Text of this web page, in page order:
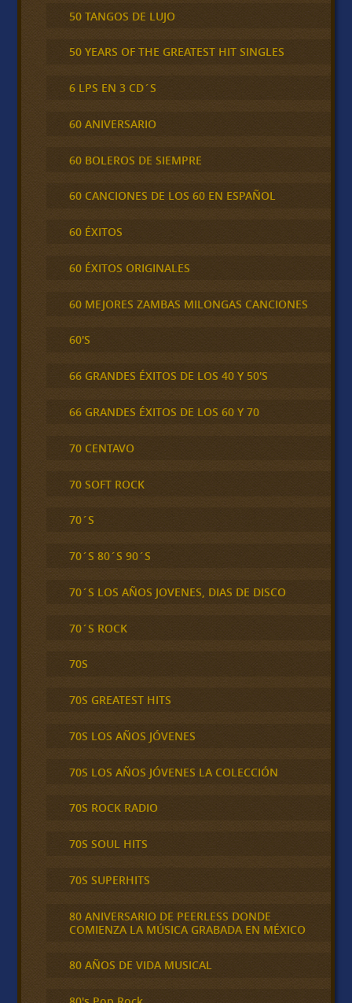
50 TANGOS DE LUJO
50 YEARS OF THE GREATEST HIT SINGLES
6 LPS EN 3 CD´S
60 ANIVERSARIO
60 BOLEROS DE SIEMPRE
60 CANCIONES DE LOS 60 EN ESPAÑOL
60 ÉXITOS
60 ÉXITOS ORIGINALES
60 MEJORES ZAMBAS MILONGAS CANCIONES
60'S
66 GRANDES ÉXITOS DE LOS 40 Y 50'S
66 GRANDES ÉXITOS DE LOS 60 Y 70
70 CENTAVO
70 SOFT ROCK
70´S
70´S 80´S 90´S
70´S LOS AÑOS JOVENES, DIAS DE DISCO
70´S ROCK
70S
70S GREATEST HITS
70S LOS AÑOS JÓVENES
70S LOS AÑOS JÓVENES LA COLECCIÓN
70S ROCK RADIO
70S SOUL HITS
70S SUPERHITS
80 ANIVERSARIO DE PEERLESS DONDE
COMIENZA LA MÚSICA GRABADA EN MÉXICO
80 AÑOS DE VIDA MUSICAL